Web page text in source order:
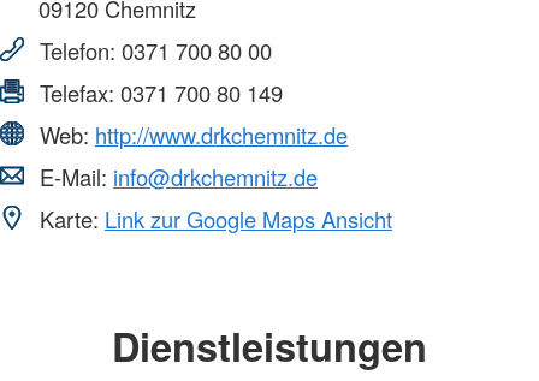
09120 Chemnitz
Telefon: 0371 700 80 00
Telefax: 0371 700 80 149
Web: http://www.drkchemnitz.de
E-Mail: info@drkchemnitz.de
Karte: Link zur Google Maps Ansicht
Dienstleistungen